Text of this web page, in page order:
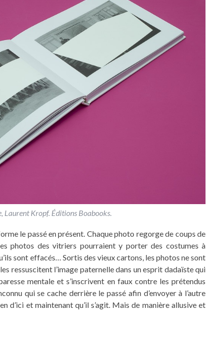
Laurent Kropf. Éditions Boabooks.
le passé en présent. Chaque photo regorge de coups de
photos des vitriers pourraient y porter des costumes à
sont effacés… Sortis des vieux cartons, les photos ne sont
ressuscitent l’image paternelle dans un esprit dadaïste qui
mentale et s’inscrivent en faux contre les prétendus
qui se cache derrière le passé afin d’envoyer à l’autre
d’ici et maintenant qu’il s’agit. Mais de manière allusive et